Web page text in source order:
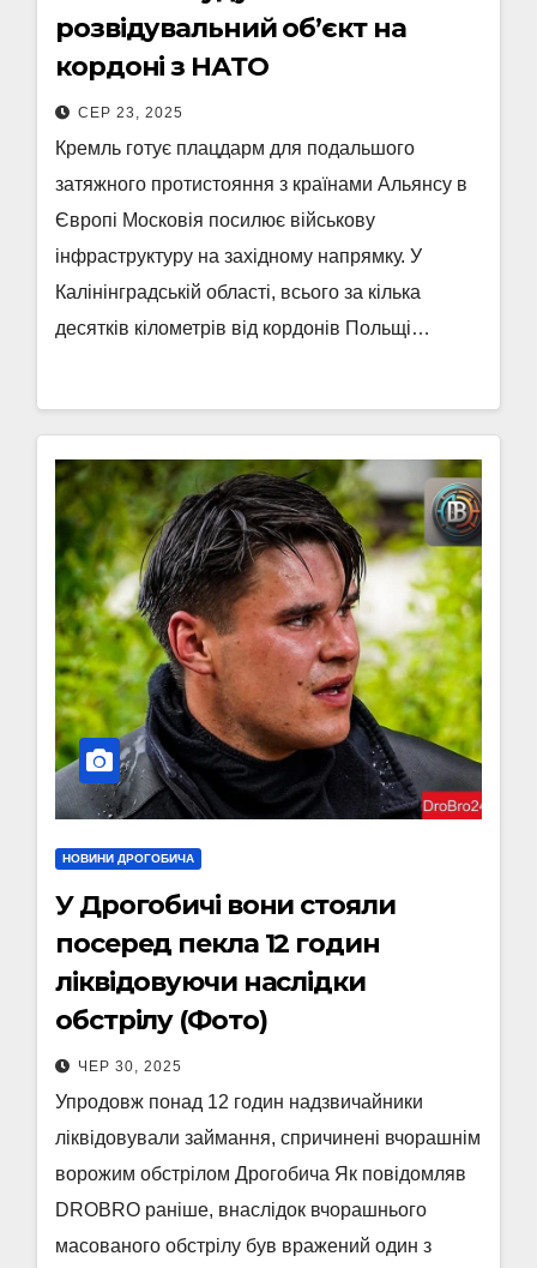
розвідувальний об’єкт на
кордоні з НАТО
СЕР 23, 2025
Кремль готує плацдарм для подальшого
затяжного протистояння з країнами Альянсу в
Європі Московія посилює військову
інфраструктуру на західному напрямку. У
Калінінградській області, всього за кілька
десятків кілометрів від кордонів Польщі…
НОВИНИ ДРОГОБИЧА
У Дрогобичі вони стояли
посеред пекла 12 годин
ліквідовуючи наслідки
обстрілу (Фото)
ЧЕР 30, 2025
Упродовж понад 12 годин надзвичайники
ліквідовували займання, спричинені вчорашнім
ворожим обстрілом Дрогобича Як повідомляв
DROBRO раніше, внаслідок вчорашнього
масованого обстрілу був вражений один з